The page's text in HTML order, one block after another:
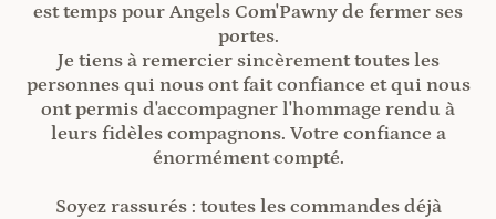
est temps pour Angels Com'Pawny de fermer ses
portes.
Je tiens à remercier sincèrement toutes les
personnes qui nous ont fait confiance et qui nous
ont permis d'accompagner l'hommage rendu à
leurs fidèles compagnons. Votre confiance a
énormément compté.
Soyez rassurés : toutes les commandes déjà